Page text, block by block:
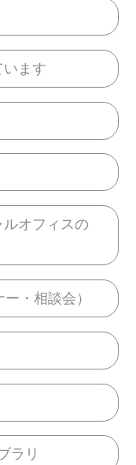
います
オフィスの
・相談会）
ラリ